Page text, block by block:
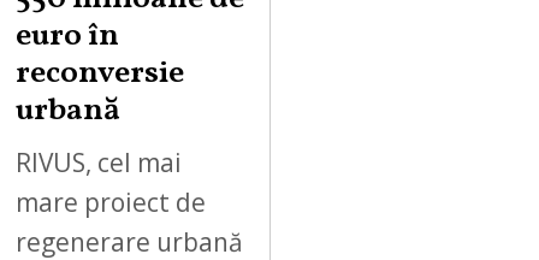
euro în
reconversie
urbană
RIVUS, cel mai
mare proiect de
regenerare urbană